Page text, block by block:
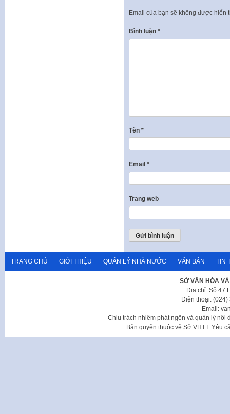
Email của bạn sẽ không được hiển
Bình luận *
Tên *
Email *
Trang web
TRANG CHỦ GIỚI THIỆU QUẢN LÝ NHÀ NƯỚC VĂN BẢN TIN
SỞ VĂN HÓA
Địa chỉ: Số 47
Điện thoại: (024)
Email:
Chịu trách nhiệm phát ngôn và quản lý nội
Bản quyền thuộc về Sở VHTT. Yêu